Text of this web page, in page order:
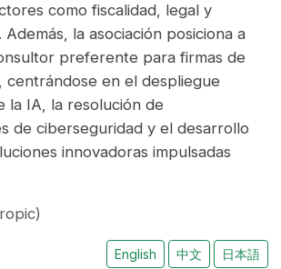
como fiscalidad, legal y
la asociación posiciona a
preferente para firmas de
centrándose en el despliegue
la IA, la resolución de
de ciberseguridad y el desarrollo
innovadoras impulsadas
English 中文 日本語